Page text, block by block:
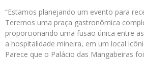
“Estamos planejando um evento para
Teremos uma praça gastronômica
proporcionando uma fusão única entre
a hospitalidade mineira, em um local
Parece que o Palácio das Mangabeiras